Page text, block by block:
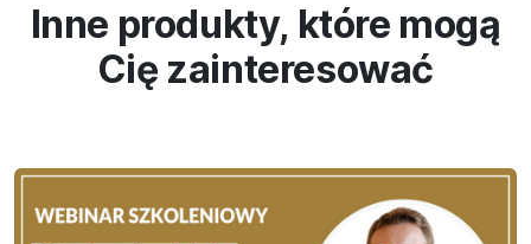
Inne produkty, które mogą
Cię zainteresować